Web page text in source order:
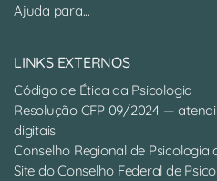
Ajuda para...
LINKS EXTERNOS
Código de Ética da Psicologia
Resolução CFP 09/2024 —
digitais
Conselho Regional de Psicologia
Site do Conselho Federal de